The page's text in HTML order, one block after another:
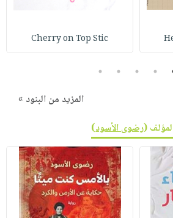
Cherry on Top Stic
2
3
4
5
المزيد من البنود »
(رضوى الأسود)